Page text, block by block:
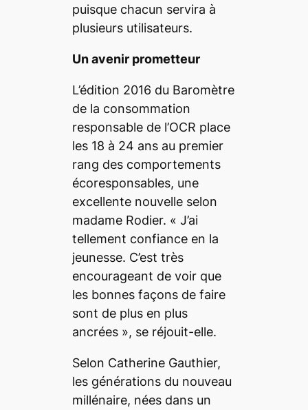
puisque chacun servira à
plusieurs utilisateurs.
Un avenir prometteur
L’édition 2016 du Baromètre
de la consommation
responsable de l’OCR place
les 18 à 24 ans au premier
rang des comportements
écoresponsables, une
excellente nouvelle selon
madame Rodier. « J’ai
tellement confiance en la
jeunesse. C’est très
encourageant de voir que
les bonnes façons de faire
sont de plus en plus
ancrées », se réjouit-elle.
Selon Catherine Gauthier,
les générations du nouveau
millénaire, nées dans un